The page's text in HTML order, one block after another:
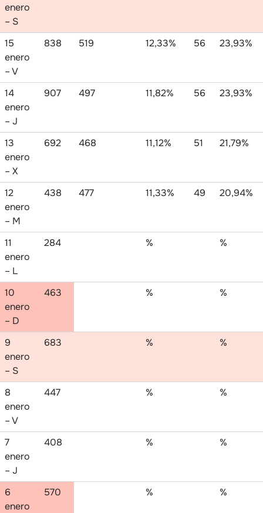
enero
– S
15
enero
– V
838 519 12,33% 56 23,93%
14
enero
– J
907 497 11,82% 56 23,93%
13
enero
– X
692 468 11,12% 51 21,79%
12
enero
– M
438 477 11,33% 49 20,94%
11
enero
– L
284 % %
10
enero
– D
463 % %
9
enero
– S
683 % %
8
enero
– V
447 % %
7
enero
– J
408 % %
6
enero
570 % %